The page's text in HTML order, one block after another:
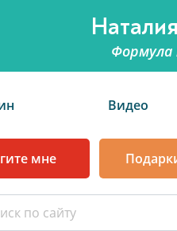
Видео
мне